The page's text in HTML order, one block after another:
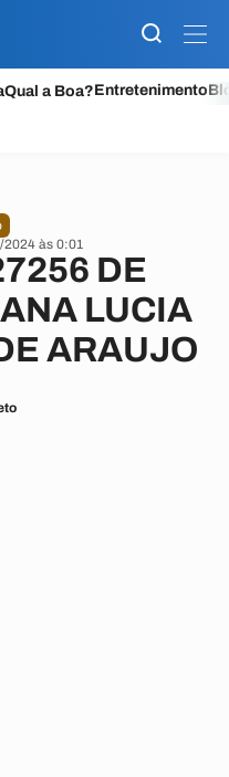
Qual a Boa?Entretenimento
2024 às 0:01
DE
LUCIA
ARAUJO